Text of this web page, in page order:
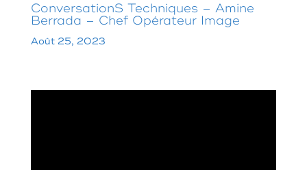
ConversationS Techniques – Amine
Berrada – Chef Opérateur Image
Août 25, 2023